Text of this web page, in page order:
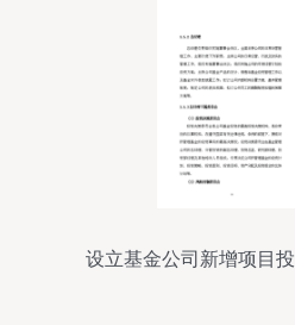
设立基金公司新增项目